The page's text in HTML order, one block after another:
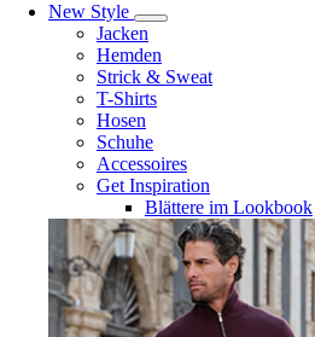
New Style
Jacken
Hemden
Strick & Sweat
T-Shirts
Hosen
Schuhe
Accessoires
Get Inspiration
Blättere im Lookbook